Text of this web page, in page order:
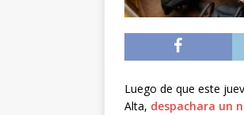
Luego de que este
Alta, despachara un